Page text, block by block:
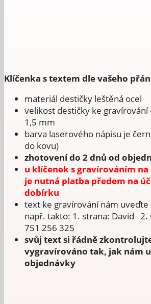
Klíčenka s textem dle vašeho
materiál destičky leštěná ocel
velikost destičky ke gravírování
1,5 mm
barva laserového nápisu je
do kovu)
zhotovení do 2 dnů od
u klíčenek s gravírováním
je nutná platba předem na
dobírku
text ke gravírování nám
např. takto: 1. strana: David 2.
751 256 325
svůj text si řádně
vygravírováno tak, jak nám
objednávky